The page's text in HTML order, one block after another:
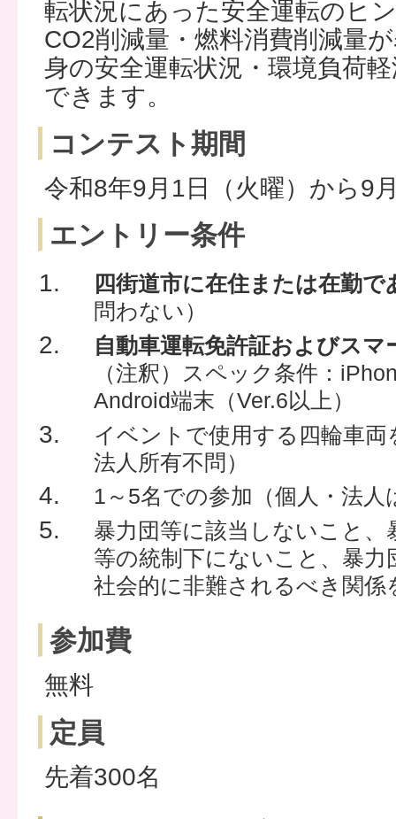
転状況にあった安全運転のヒ
CO2削減量・燃料消費削減量
身の安全運転状況・環境負荷
できます。
コンテスト期間
令和8年9月1日（火曜）から9
エントリー条件
四街道市に在住または在勤で
問わない）
自動車運転免許証およびス
（注釈）スペック条件：
Android端末（Ver.6以上）
イベントで使用する四輪車
法人所有不問）
1～5名での参加（個人・法人
暴力団等に該当しないこと
等の統制下にないこと、暴
社会的に非難されるべき関
参加費
無料
定員
先着300名